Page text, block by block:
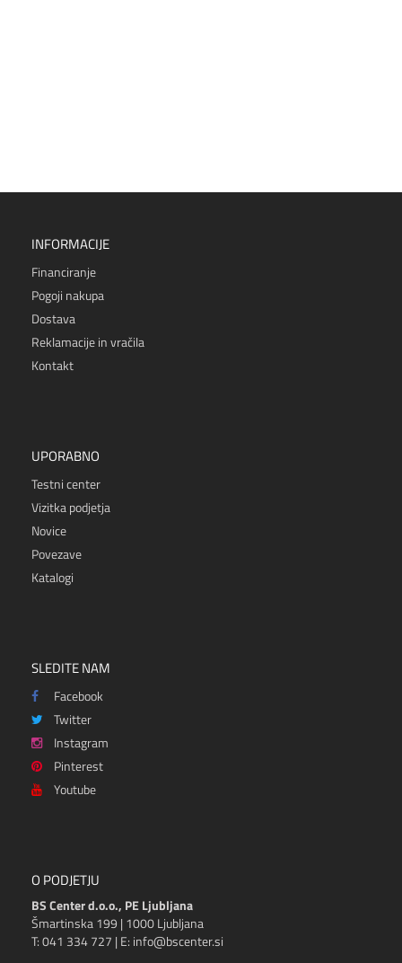
INFORMACIJE
Financiranje
Pogoji nakupa
Dostava
Reklamacije in vračila
Kontakt
UPORABNO
Testni center
Vizitka podjetja
Novice
Povezave
Katalogi
SLEDITE NAM
Facebook
Twitter
Instagram
Pinterest
Youtube
O PODJETJU
BS Center d.o.o., PE Ljubljana
Šmartinska 199 | 1000 Ljubljana
T: 041 334 727 | E: info@bscenter.si